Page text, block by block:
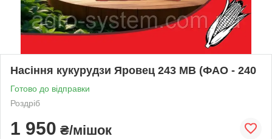
Насіння кукурудзи Яровец 243 МВ (ФАО - 240
Готово до відправки
Роздріб
1 950 ₴/мішок